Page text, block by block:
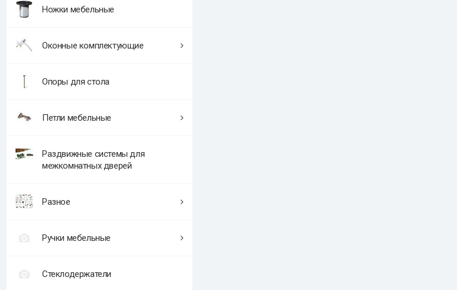
Ножки мебельные
Оконные комплектующие
Опоры для стола
Петли мебельные
Раздвижные системы для
межкомнатных дверей
Разное
Ручки мебельные
Стеклодержатели